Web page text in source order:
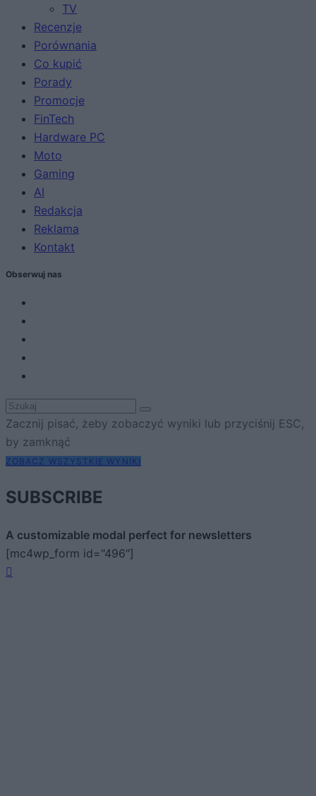
TV
Recenzje
Porównania
Co kupić
Porady
Promocje
FinTech
Hardware PC
Moto
Gaming
AI
Redakcja
Reklama
Kontakt
Obserwuj nas
Zacznij pisać, żeby zobaczyć wyniki lub przyciśnij ESC,
by zamknąć
ZOBACZ WSZYSTKIE WYNIKI
SUBSCRIBE
A customizable modal perfect for newsletters
[mc4wp_form id="496"]